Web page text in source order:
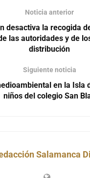
Noticia anterior
desactiva la recogida
las autoridades y de
distribución
Siguiente noticia
en la Isla
niños del colegio San
Salamanca